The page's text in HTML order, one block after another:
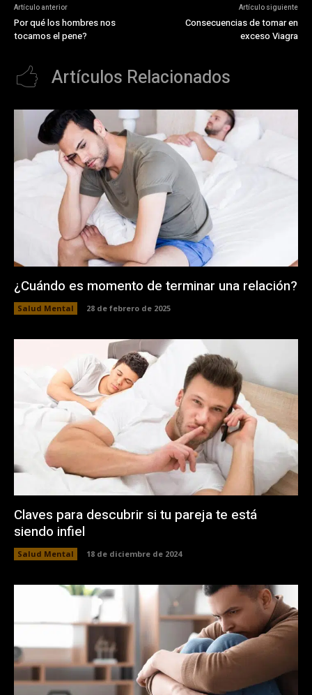
Artículo anterior
Por qué los hombres nos
tocamos el pene?
Artículo siguiente
Consecuencias de tomar en
exceso Viagra
Artículos Relacionados
¿Cuándo es momento de terminar una relación?
Salud Mental 28 de febrero de 2025
Claves para descubrir si tu pareja te está
siendo infiel
Salud Mental 18 de diciembre de 2024